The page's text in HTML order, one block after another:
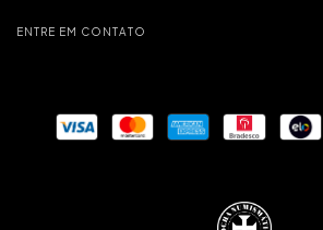
ENTRE EM CONTATO